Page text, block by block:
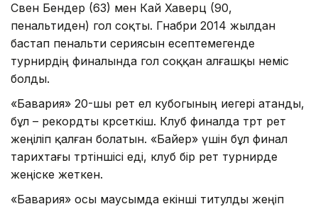
Свен Бендер (63) мен Кай Хаверц (90,
пенальтиден) гол соқты. Гнабри 2014 жылдан
бастап пенальти сериясын есептемегенде
турнирдің финалында гол соққан алғашқы неміс
болды.
«Бавария» 20-шы рет ел кубогының иегері атанды,
бұл – рекордты көрсеткіш. Клуб финалда төрт рет
жеңіліп қалған болатын. «Байер» үшін бұл финал
тарихтағы төртіншісі еді, клуб бір рет турнирде
жеңіске жеткен.
«Бавария» осы маусымда екінші титулды жеңіп